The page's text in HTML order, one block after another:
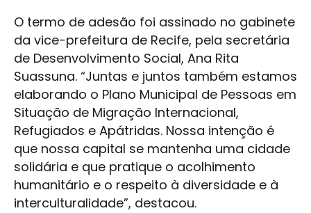
O termo de adesão foi assinado no gabinete
da vice-prefeitura de Recife, pela secretária
de Desenvolvimento Social, Ana Rita
Suassuna. “Juntas e juntos também estamos
elaborando o Plano Municipal de Pessoas em
Situação de Migração Internacional,
Refugiados e Apátridas. Nossa intenção é
que nossa capital se mantenha uma cidade
solidária e que pratique o acolhimento
humanitário e o respeito à diversidade e à
interculturalidade”, destacou.